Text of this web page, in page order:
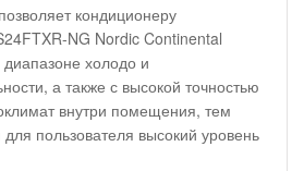
кондиционеру
NG Nordic Continental
холодо и
а также с высокой точностью
внутри помещения, тем
пользователя высокий уровень